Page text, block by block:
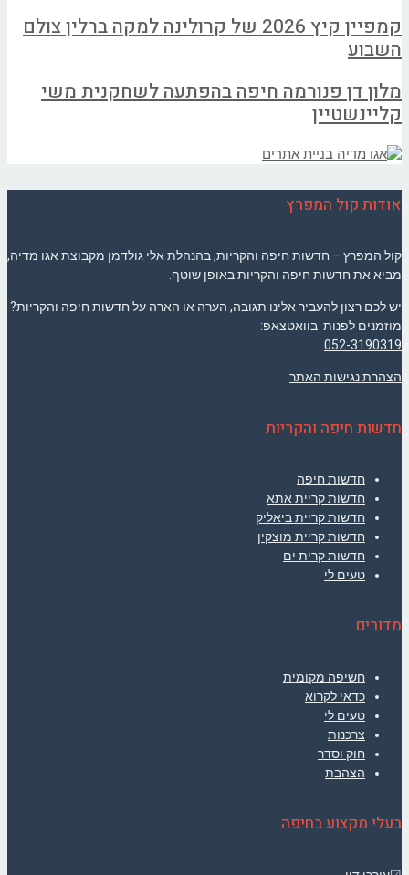
קמפיין קיץ 2026 של קרולינה למקה ברלין צולם
השבוע
מלון דן פנורמה חיפה בהפתעה לשחקנית משי
קליינשטיין
אודות קול המפרץ
קול המפרץ – חדשות חיפה והקריות, בהנהלת אלי גולדמן מקבוצת אגו מדיה,
מביא את חדשות חיפה והקריות באופן שוטף.
יש לכם רצון להעביר אלינו תגובה, הערה או הארה על חדשות חיפה והקריות?
מוזמנים לפנות בוואטצאפ:
052-3190319
הצהרת נגישות האתר
חדשות חיפה והקריות
חדשות חיפה
חדשות קריית אתא
חדשות קריית ביאליק
חדשות קריית מוצקין
חדשות קרית ים
טעים לי
מדורים
חשיפה מקומית
כדאי לקרוא
טעים לי
צרכנות
חוק וסדר
הצהבת
בעלי מקצוע בחיפה